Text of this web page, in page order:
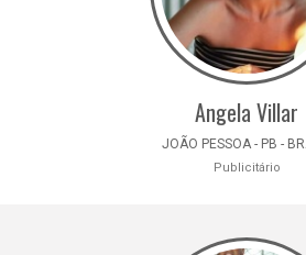
Angela Villar
JOÃO PESSOA - PB -
Publicitário